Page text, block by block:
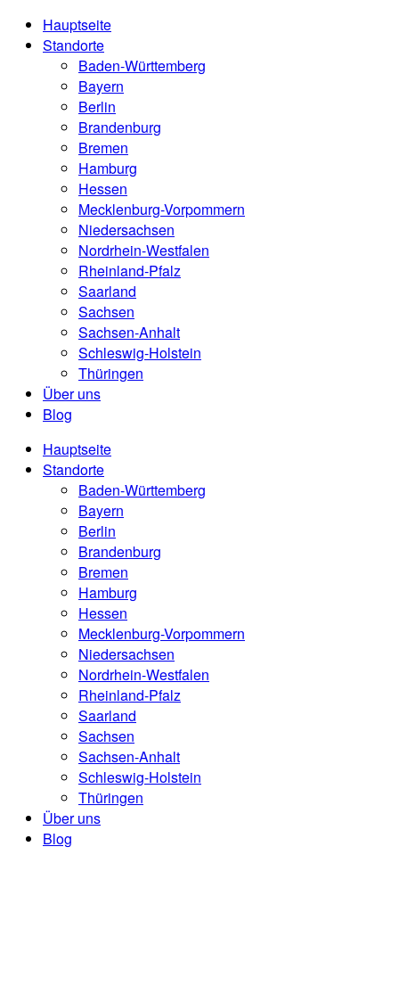
Hauptseite
Standorte
Baden-Württemberg
Bayern
Berlin
Brandenburg
Bremen
Hamburg
Hessen
Mecklenburg-Vorpommern
Niedersachsen
Nordrhein-Westfalen
Rheinland-Pfalz
Saarland
Sachsen
Sachsen-Anhalt
Schleswig-Holstein
Thüringen
Über uns
Blog
Hauptseite
Standorte
Baden-Württemberg
Bayern
Berlin
Brandenburg
Bremen
Hamburg
Hessen
Mecklenburg-Vorpommern
Niedersachsen
Nordrhein-Westfalen
Rheinland-Pfalz
Saarland
Sachsen
Sachsen-Anhalt
Schleswig-Holstein
Thüringen
Über uns
Blog